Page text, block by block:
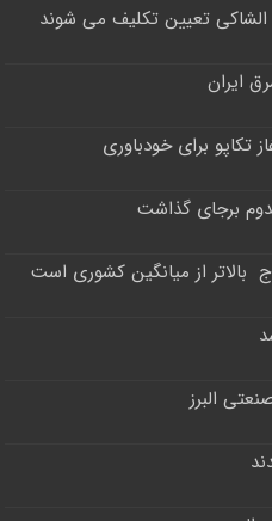
الشاکی تعیین تکلیف می شوند
تکاپو برای خودباوری
بالاتر از میانگین کشوری است
البرز